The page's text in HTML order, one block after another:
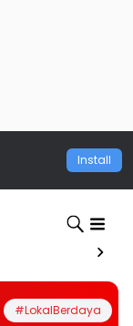
Install
#LokalBerdaya